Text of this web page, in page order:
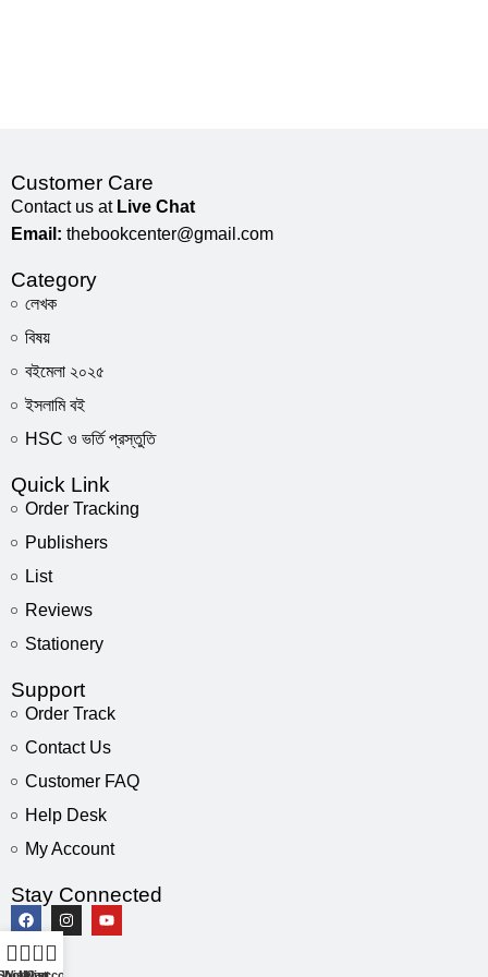
Customer Care
Contact us at Live Chat
Email: thebookcenter@gmail.com
Category
লেখক
বিষয়
বইমেলা ২০২৫
ইসলামি বই
HSC ও ভর্তি প্রস্তুতি
Quick Link
Order Tracking
Publishers
List
Reviews
Stationery
Support
Order Track
Contact Us
Customer FAQ
Help Desk
My Account
Stay Connected
0